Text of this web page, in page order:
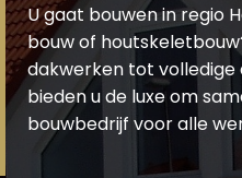
U gaat bouwen in regio
bouw of
dakwerken tot volledige
bieden u de luxe om
bouwbedrijf voor alle